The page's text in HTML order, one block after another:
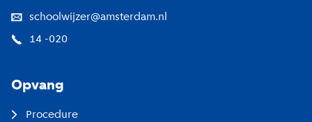
schoolwijzer@amsterdam.nl
14 -020
Opvang
Procedure